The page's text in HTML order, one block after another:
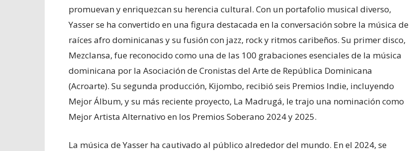
promuevan y enriquezcan su herencia cultural. Con un portafolio musical diverso,
Yasser se ha convertido en una figura destacada en la conversación sobre la música de
raíces afro dominicanas y su fusión con jazz, rock y ritmos caribeños. Su primer disco,
Mezclansa, fue reconocido como una de las 100 grabaciones esenciales de la música
dominicana por la Asociación de Cronistas del Arte de República Dominicana
(Acroarte). Su segunda producción, Kijombo, recibió seis Premios Indie, incluyendo
Mejor Álbum, y su más reciente proyecto, La Madrugá, le trajo una nominación como
Mejor Artista Alternativo en los Premios Soberano 2024 y 2025.
La música de Yasser ha cautivado al público alrededor del mundo. En el 2024, se